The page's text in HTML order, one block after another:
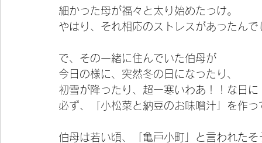
細かった母が福々と太り始めたっけ。
やはり、それ相応のストレスがあったん
で、その一緒に住んでいた伯母が
今日の様に、突然冬の日になったり、
初雪が降ったり、超ー寒いわあ！！な日に
必ず、「小松菜と納豆のお味噌汁」を作っ
伯母は若い頃、「亀戸小町」と言われた